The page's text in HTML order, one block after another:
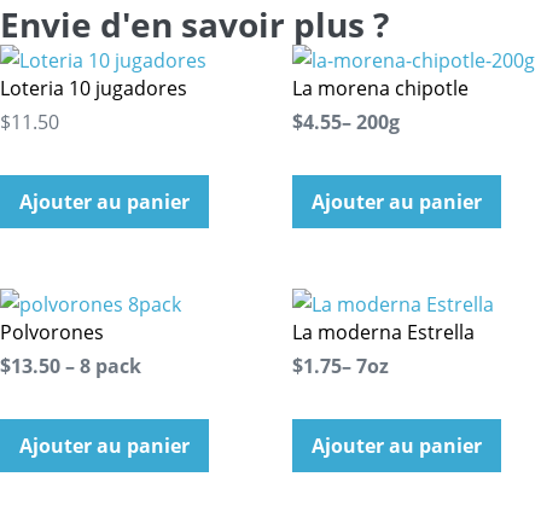
Envie d'en savoir plus ?
Loteria 10 jugadores
$11.50
Ajouter au panier
La morena chipotle
$4.55– 200g
Ajouter au panier
Polvorones
$13.50 – 8 pack
Ajouter au panier
La moderna Estrella
$1.75– 7oz
Ajouter au panier